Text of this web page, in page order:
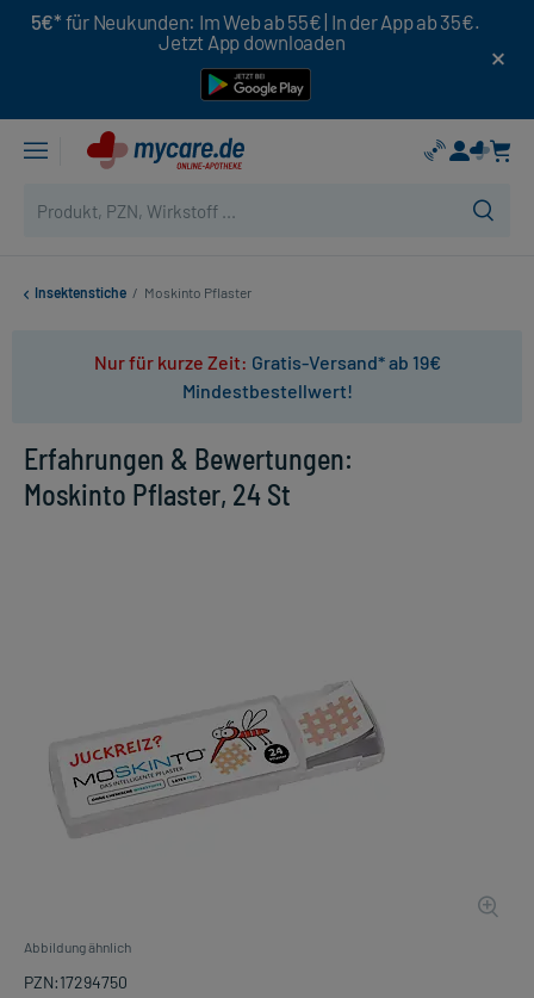
5€* für Neukunden: Im Web ab 55€ | In der App ab 35€.
Jetzt App downloaden
Insektenstiche / Moskinto Pflaster
Nur für kurze Zeit: Gratis-Versand* ab 19€
Mindestbestellwert!
Erfahrungen & Bewertungen:
Moskinto Pflaster, 24 St
Abbildung ähnlich
PZN:17294750